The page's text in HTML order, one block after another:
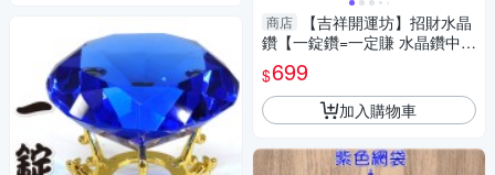
商店
【吉祥開運坊】招財水晶
鑽【一錠鑽=一定賺 水晶鑽中型
約7.8cm 含底座 多色可供選
擇】淨化 擇日
$699
加入購物車